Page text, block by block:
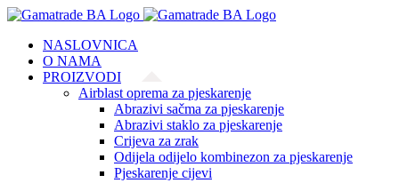
Skip
contentNASLOVNICA
O NAMA
PROIZVODI
Airblast oprema za pjeskarenje
Abrazivi sačma za pjeskarenje
Abrazivi staklo za pjeskarenje
Crijeva za zrak
Odijela odijelo kombinezon za pjeskarenje
Pjeskarenje cijevi